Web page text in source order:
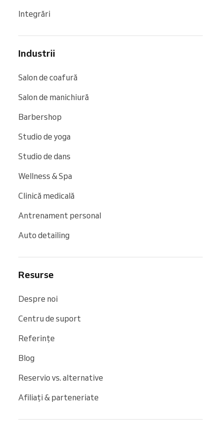
Integrări
Industrii
Salon de coafură
Salon de manichiură
Barbershop
Studio de yoga
Studio de dans
Wellness & Spa
Clinică medicală
Antrenament personal
Auto detailing
Resurse
Despre noi
Centru de suport
Referințe
Blog
Reservio vs. alternative
Afiliați & parteneriate